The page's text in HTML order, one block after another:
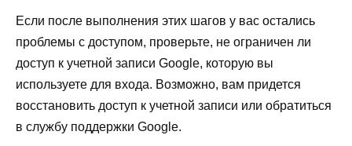
Если после выполнения этих шагов у вас остались
проблемы с доступом, проверьте, не ограничен ли
доступ к учетной записи Google, которую вы
используете для входа. Возможно, вам придется
восстановить доступ к учетной записи или обратиться
в службу поддержки Google.